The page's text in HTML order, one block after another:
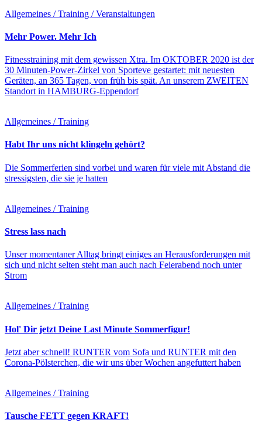
Allgemeines / Training / Veranstaltungen
Mehr Power. Mehr Ich
Fitnesstraining mit dem gewissen Xtra. Im OKTOBER 2020 ist der
30 Minuten-Power-Zirkel von Sporteve gestartet: mit neuesten
Geräten, an 365 Tagen, von früh bis spät. An unserem ZWEITEN
Standort in HAMBURG-Eppendorf
Allgemeines / Training
Habt Ihr uns nicht klingeln gehört?
Die Sommerferien sind vorbei und waren für viele mit Abstand die
stressigsten, die sie je hatten
Allgemeines / Training
Stress lass nach
Unser momentaner Alltag bringt einiges an Herausforderungen mit
sich und nicht selten steht man auch nach Feierabend noch unter
Strom
Allgemeines / Training
Hol' Dir jetzt Deine Last Minute Sommerfigur!
Jetzt aber schnell! RUNTER vom Sofa und RUNTER mit den
Corona-Pölsterchen, die wir uns über Wochen angefuttert haben
Allgemeines / Training
Tausche FETT gegen KRAFT!